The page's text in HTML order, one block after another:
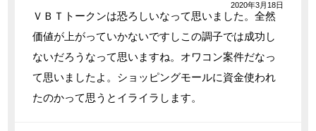
2020年3月18日
ＶＢＴトークンは恐ろしいなって思いました。全然
価値が上がっていかないですしこの調子では成功し
ないだろうなって思いますね。オワコン案件だなっ
て思いましたよ。ショッピングモールに資金使われ
たのかって思うとイライラします。